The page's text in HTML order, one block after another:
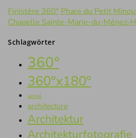
Finistère 360° Phare du Petit
Chapelle Sainte-Marie-du-Ménez-
Schlagwörter
360°
360°x180°
aerial
architecture
Architektur
Architekturfotografie